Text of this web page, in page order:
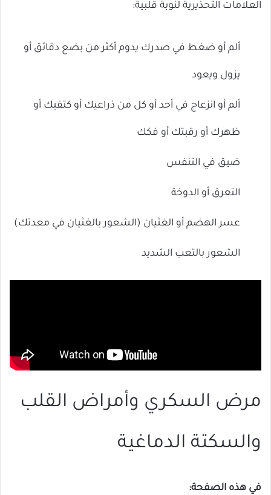
العلامات التحذيرية لنوبة قلبية:
ألم أو ضغط في صدرك يدوم أكثر من بضع دقائق أو
يزول ويعود
ألم أو انزعاج في أحد أو كل من ذراعيك أو كتفيك أو
ظهرك أو رقبتك أو فكك
ضيق في التنفس
التعرق أو الدوخة
عسر الهضم أو الغثيان (الشعور بالغثيان في معدتك)
الشعور بالتعب الشديد
مرض السكري وأمراض القلب
والسكتة الدماغية
في هذه الصفحة: